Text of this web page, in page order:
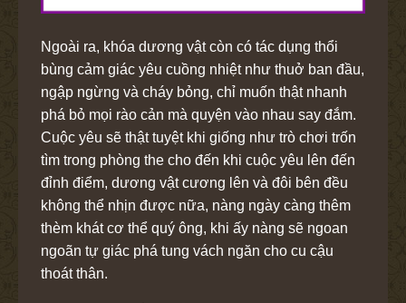
Ngoài ra, khóa dương vật còn có tác dụng thổi
bùng cảm giác yêu cuồng nhiệt như thuở ban đầu,
ngập ngừng và cháy bỏng, chỉ muốn thật nhanh
phá bỏ mọi rào cản mà quyện vào nhau say đắm.
Cuộc yêu sẽ thật tuyệt khi giống như trò chơi trốn
tìm trong phòng the cho đến khi cuộc yêu lên đến
đỉnh điểm, dương vật cương lên và đôi bên đều
không thể nhịn được nữa, nàng ngày càng thêm
thèm khát cơ thể quý ông, khi ấy nàng sẽ ngoan
ngoãn tự giác phá tung vách ngăn cho cu cậu
thoát thân.